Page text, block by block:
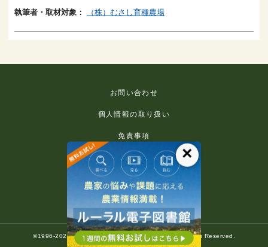
執筆者・取材対象： （株）むさし育種農場
お問い合わせ
個人情報の取り扱い
免責事項
利用規約
推奨環境
著作権等について
©1996-2022 Rural Culture Association Japan. All Rights Reserved.
×